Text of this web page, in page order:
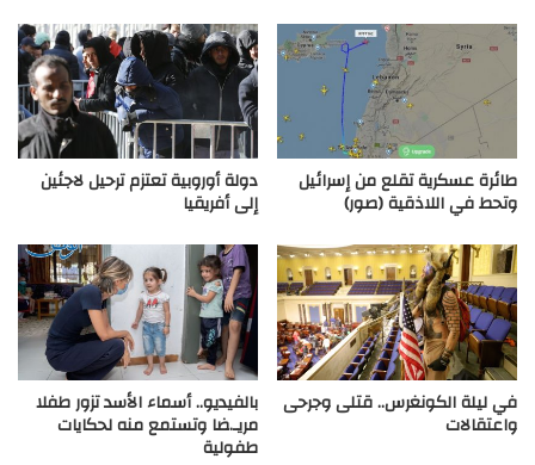
طائرة عسكرية تقلع من إسرائيل
وتحط في اللاذقية (صور)
دولة أوروبية تعتزم ترحيل لاجئين
إلى أفريقيا
في ليلة الكونغرس.. قتلى وجرحى
واعتقالات
بالفيديو.. أسماء الأسد تزور طفلا
مريـ.ضا وتستمع منه لحكايات
طفولية